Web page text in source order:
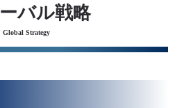
バル戦略
Global Strategy